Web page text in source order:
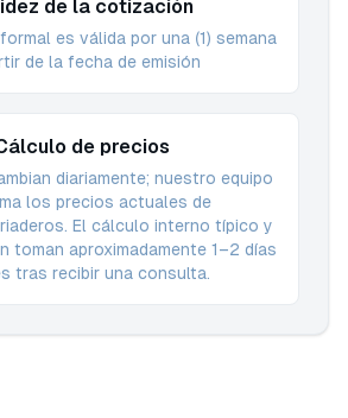
de la cotización
es válida por una (1) semana
de la fecha de emisión
de precios
diariamente; nuestro equipo
los precios actuales de
El cálculo interno típico y
toman aproximadamente 1–2 días
tras recibir una consulta.